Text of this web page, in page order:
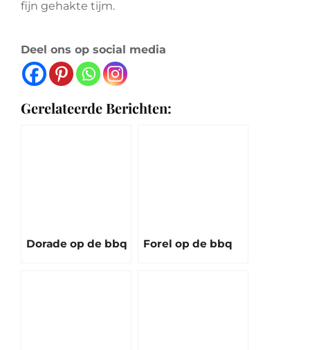
fijn gehakte tijm.
Deel ons op social media
Gerelateerde Berichten:
Dorade op de bbq Forel op de bbq